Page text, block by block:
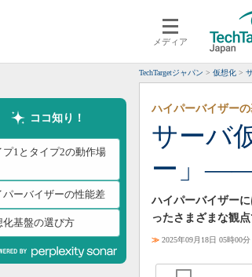
メディア
クラウド
スマートモバイル
ネットワーク
TechTargetジャパン 仮想化
ココ知り！
プ1とタイプ2の動作場
パーバイザーの性能差
化基盤の選び方
サーバ
ー」――
ハイパーバイザーの
ハイパーバイザー
ったさまざまな観
≫ 2025年09月18日 05時00